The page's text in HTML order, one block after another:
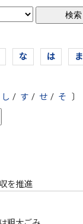
な は ま
し / す / せ / そ 〕
を推進